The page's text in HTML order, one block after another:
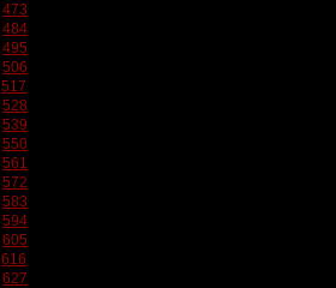
473
484
495
506
517
528
539
550
561
572
583
594
605
616
627